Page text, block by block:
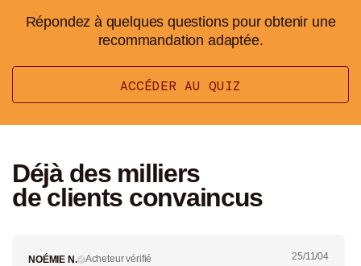
Répondez à quelques questions pour obtenir une
recommandation adaptée.
ACCÉDER AU QUIZ
Déjà des milliers
de clients convaincus
NOÉMIE N.✓Acheteur vérifié 25/11/04